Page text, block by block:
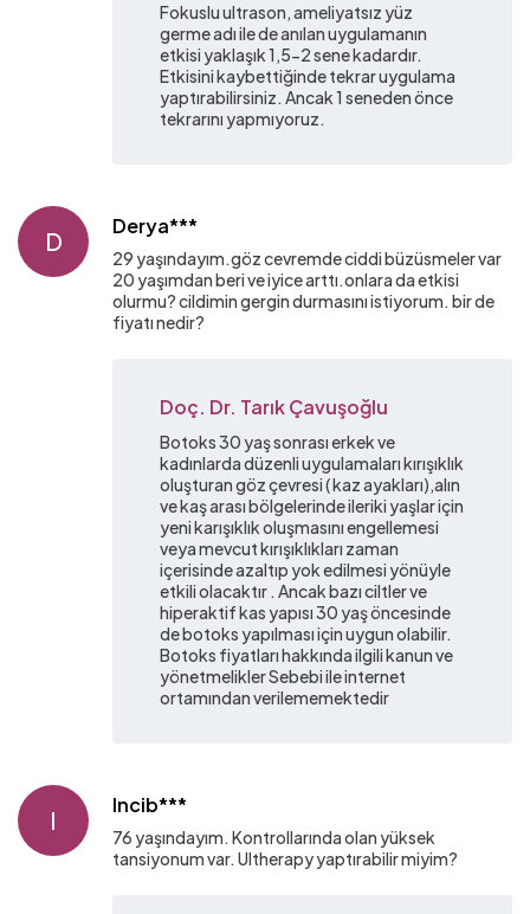
Fokuslu ultrason, ameliyatsız yüz
germe adı ile de anılan uygulamanın
etkisi yaklaşık 1,5-2 sene kadardır.
Etkisini kaybettiğinde tekrar uygulama
yaptırabilirsiniz. Ancak 1 seneden önce
tekrarını yapmıyoruz.
D
Derya***
29 yaşındayım.göz cevremde ciddi büzüsmeler var
20 yaşımdan beri ve iyice arttı.onlara da etkisi
olurmu? cildimin gergin durmasını istiyorum. bir de
fiyatı nedir?
Doç. Dr. Tarık Çavuşoğlu
Botoks 30 yaş sonrası erkek ve
kadınlarda düzenli uygulamaları kırışıklık
oluşturan göz çevresi ( kaz ayakları),alın
ve kaş arası bölgelerinde ileriki yaşlar için
yeni karışıklık oluşmasını engellemesi
veya mevcut kırışıklıkları zaman
içerisinde azaltıp yok edilmesi yönüyle
etkili olacaktır . Ancak bazı ciltler ve
hiperaktif kas yapısı 30 yaş öncesinde
de botoks yapılması için uygun olabilir.
Botoks fiyatları hakkında ilgili kanun ve
yönetmelikler Sebebi ile internet
ortamından verilememektedir
I
Incib***
76 yaşındayım. Kontrollarında olan yüksek
tansiyonum var. Ultherapy yaptırabilir miyim?